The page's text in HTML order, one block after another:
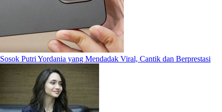
Sosok Putri Yordania yang Mendadak Viral, Cantik dan Berprestasi